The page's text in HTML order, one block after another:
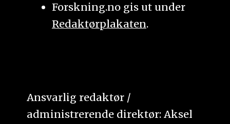
Forskning.no gis ut under
Redaktørplakaten.
Ansvarlig redaktør /
administrerende direktør: Aksel